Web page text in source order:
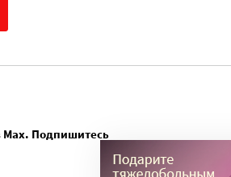
Max. Подпишитесь